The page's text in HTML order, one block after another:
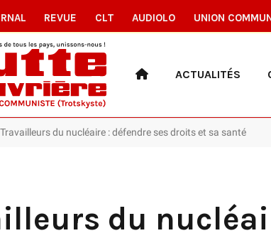
REVUE CLT AUDIOLO UNION
ACTUALITÉS
Travailleurs du nucléaire : défendre ses droits et sa santé
du